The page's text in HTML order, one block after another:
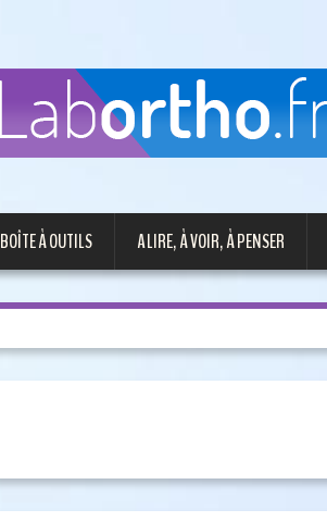
BOÎTE À OUTILS A LIRE, À VOIR, À PENSER